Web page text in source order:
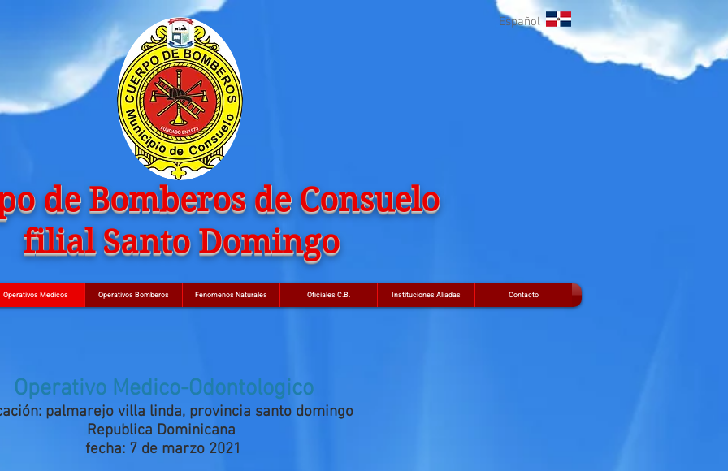
Español
de Bomberos de Consuelo
filial Santo Domingo
Operativos Medicos Operativos Bomberos Fenomenos Naturales Oficiales C.B. Instituciones Aliadas Contacto
Operativo Medico-Odontologico
palmarejo villa linda, provincia santo domingo
Republica Dominicana
fecha: 7 de marzo 2021